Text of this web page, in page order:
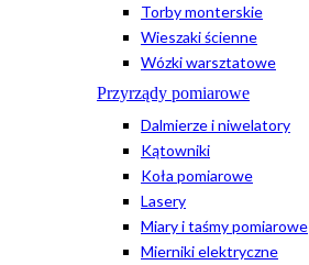
Torby monterskie
Wieszaki ścienne
Wózki warsztatowe
Przyrządy pomiarowe
Dalmierze i niwelatory
Kątowniki
Koła pomiarowe
Lasery
Miary i taśmy pomiarowe
Mierniki elektryczne